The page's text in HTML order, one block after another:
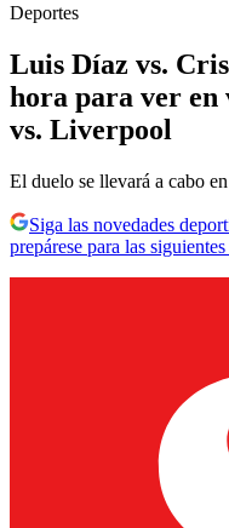
Deportes
Luis Díaz vs.
hora para ver en
vs. Liverpool
El duelo se llevará a cabo
Siga las novedades
prepárese para las